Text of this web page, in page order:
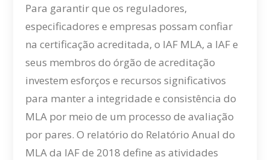
Para garantir que os reguladores,
especificadores e empresas possam confiar
na certificação acreditada, o IAF MLA, a IAF e
seus membros do órgão de acreditação
investem esforços e recursos significativos
para manter a integridade e consistência do
MLA por meio de um processo de avaliação
por pares. O relatório do Relatório Anual do
MLA da IAF de 2018 define as atividades